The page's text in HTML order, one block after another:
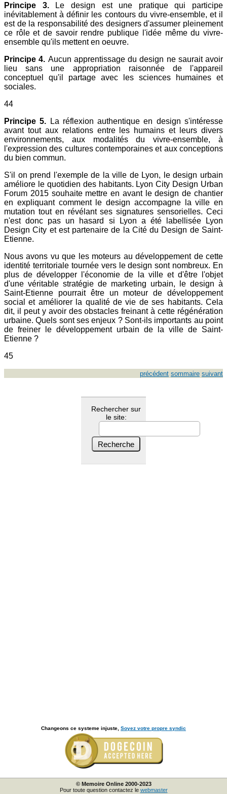
Principe 3.
Le design est une pratique qui participe
inévitablement à définir les contours du vivre-ensemble, et il
est de la responsabilité des designers d'assumer pleinement
ce rôle et de savoir rendre publique l'idée même du vivre-
ensemble qu'ils mettent en oeuvre.
Principe 4. Aucun apprentissage du design ne saurait avoir
lieu sans une appropriation raisonnée de l'appareil
conceptuel qu'il partage avec les sciences humaines et
sociales.
44
Principe 5.
La réflexion authentique en design s'intéresse
avant tout aux relations entre les humains et leurs divers
environnements, aux modalités du vivre-ensemble, à
l'expression des cultures contemporaines et aux conceptions
du bien commun.
S'il on prend l'exemple de la ville de Lyon, le design urbain
améliore le quotidien des habitants. Lyon City Design Urban
Forum 2015 souhaite mettre en avant le design de chantier
en expliquant comment le design accompagne la ville en
mutation tout en révélant ses signatures sensorielles. Ceci
n'est donc pas un hasard si Lyon a été labellisée Lyon
Design City et est partenaire de la Cité du Design de Saint-
Etienne.
Nous avons vu que les moteurs au développement de cette
identité territoriale tournée vers le design sont nombreux. En
plus de développer l'économie de la ville et d'être l'objet
d'une véritable stratégie de marketing urbain, le design à
Saint-Etienne pourrait être un moteur de développement
social et améliorer la qualité de vie de ses habitants. Cela
dit, il peut y avoir des obstacles freinant à cette régénération
urbaine. Quels sont ses enjeux ? Sont-ils importants au point
de freiner le développement urbain de la ville de Saint-
Etienne ?
45
précédent sommaire suivant
Rechercher sur
le site:
Changeons ce systeme injuste, Soyez votre propre syndic
© Memoire Online 2000-2023
Pour toute question contactez le webmaster